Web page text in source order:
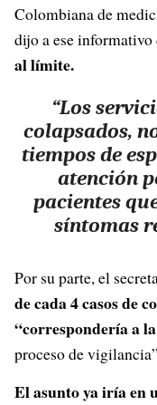
Colombiana de
dijo a ese informativo
al límite.
“Los
colapsados,
tiempos de
atención
pacientes
síntomas
Por su parte, el
de cada 4 casos de
“correspondería a
proceso de
El asunto ya iría en